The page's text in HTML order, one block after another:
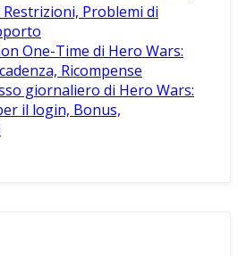
Problemi di
One-Time di Hero Wars:
Ricompense
giornaliero di Hero Wars:
il login, Bonus,